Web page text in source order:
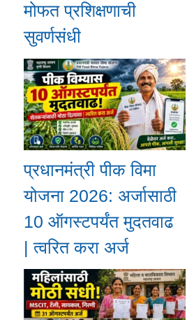
मोफत प्रशिक्षणाची
सुवर्णसंधी
प्रधानमंत्री पीक विमा
योजना 2026: अर्जासाठी
10 ऑगस्टपर्यंत मुदतवाढ
| त्वरित करा अर्ज